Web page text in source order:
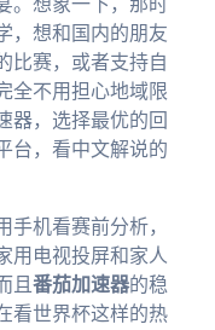
。想象一下，那时
，想和国内的朋友
比赛，或者支持自
全不用担心地域限
，选择最优的回
台，看中文解说的
手机看赛前分析，
用电视投屏和家人
且 番茄加速器的稳
看世界杯这样的热